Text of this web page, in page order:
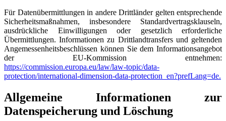
Für Datenübermittlungen in andere Drittländer gelten entsprechende
Sicherheitsmaßnahmen, insbesondere Standardvertragsklauseln,
ausdrückliche Einwilligungen oder gesetzlich erforderliche
Übermittlungen. Informationen zu Drittlandtransfers und geltenden
Angemessenheitsbeschlüssen können Sie dem Informationsangebot
der EU-Kommission entnehmen:
https://commission.europa.eu/law/law-topic/data-
protection/international-dimension-data-protection_en?prefLang=de.
Allgemeine Informationen zur
Datenspeicherung und Löschung